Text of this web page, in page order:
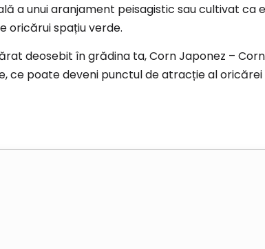
a unui aranjament peisagistic sau cultivat ca
oricărui spațiu verde.
deosebit în grădina ta, Corn Japonez –
poate deveni punctul de atracție al oricărei